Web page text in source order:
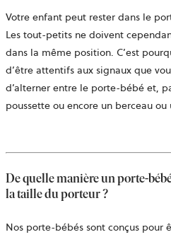
Votre enfant peut rester dans le
Les tout-petits ne doivent
dans la même position. C’est
d’être attentifs aux signaux que
d’alterner entre le porte-bébé et,
poussette ou encore un berceau ou
De quelle manière un porte-
la taille du porteur ?
Nos porte-bébés sont conçus pour